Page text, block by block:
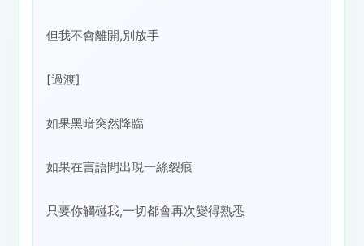
但我不會離開,別放手
[過渡]
如果黑暗突然降臨
如果在言語間出現一絲裂痕
只要你觸碰我,一切都會再次變得熟悉